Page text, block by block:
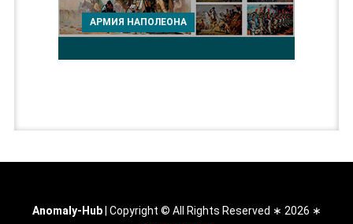
АРМИЯ НАПОЛЕОНА
Anomaly-Hub Copyright © All Rights Reserved ∗ 2026 ∗